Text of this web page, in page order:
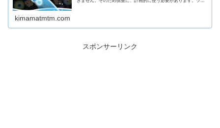
kimamatmtm.com
スポンサーリンク